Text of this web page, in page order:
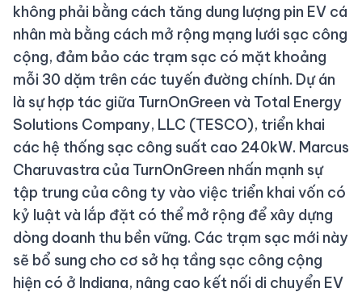
không phải bằng cách tăng dung lượng pin EV cá
nhân mà bằng cách mở rộng mạng lưới sạc công
cộng, đảm bảo các trạm sạc có mặt khoảng
mỗi 30 dặm trên các tuyến đường chính. Dự án
là sự hợp tác giữa TurnOnGreen và Total Energy
Solutions Company, LLC (TESCO), triển khai
các hệ thống sạc công suất cao 240kW. Marcus
Charuvastra của TurnOnGreen nhấn mạnh sự
tập trung của công ty vào việc triển khai vốn có
kỷ luật và lắp đặt có thể mở rộng để xây dựng
dòng doanh thu bền vững. Các trạm sạc mới này
sẽ bổ sung cho cơ sở hạ tầng sạc công cộng
hiện có ở Indiana, nâng cao kết nối di chuyển EV